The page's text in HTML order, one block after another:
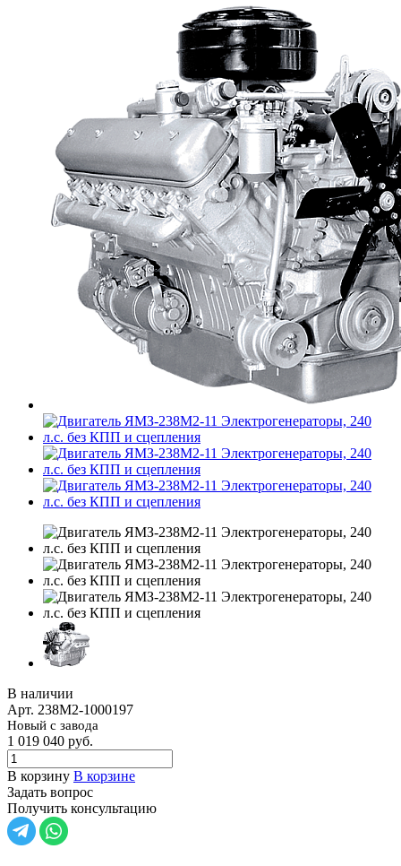
В наличии
Арт. 238М2-1000197
Новый с завода
1 019 040 руб.
В корзину В корзине
Задать вопрос
Получить консультацию